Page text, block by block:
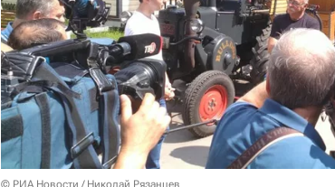
© РИА Новости / Николай Рязанцев